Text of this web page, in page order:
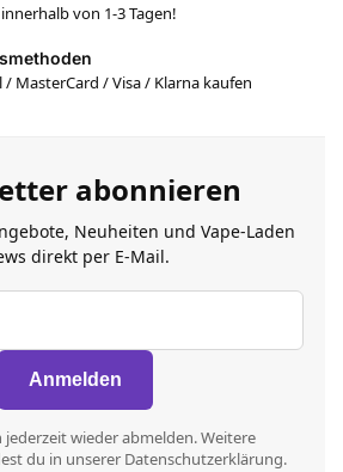
von 1-3 Tagen!
/ MasterCard / Visa / Klarna kaufen
abonnieren
Neuheiten und Vape-Laden
direkt per E-Mail.
jederzeit wieder abmelden. Weitere
du in unserer Datenschutzerklärung.